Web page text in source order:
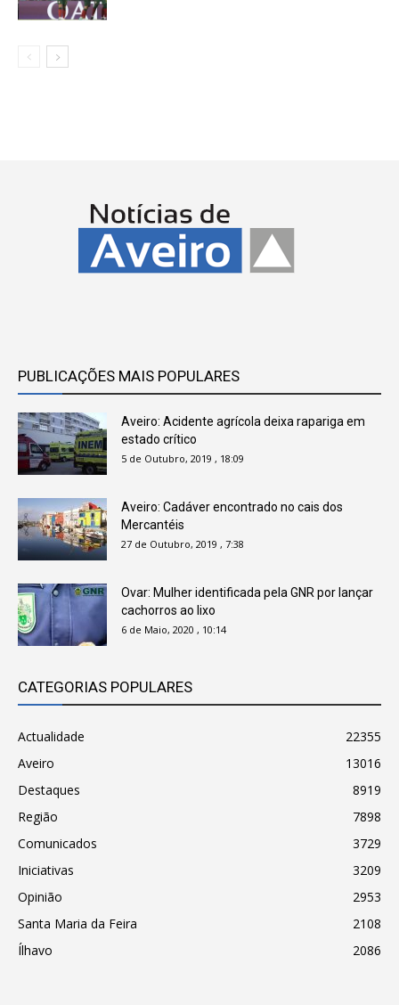
PUBLICAÇÕES MAIS POPULARES
Aveiro: Acidente agrícola deixa rapariga em
estado crítico
5 de Outubro, 2019 , 18:09
Aveiro: Cadáver encontrado no cais dos
Mercantéis
27 de Outubro, 2019 , 7:38
Ovar: Mulher identificada pela GNR por lançar
cachorros ao lixo
6 de Maio, 2020 , 10:14
CATEGORIAS POPULARES
Actualidade
22355
Aveiro
13016
Destaques
8919
Região
7898
Comunicados
3729
Iniciativas
3209
Opinião
2953
Santa Maria da Feira
2108
Ílhavo
2086